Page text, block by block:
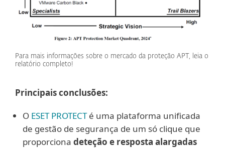
Para mais informações sobre o mercado da proteção APT, leia o
relatório completo!
Principais conclusões:
O ESET PROTECTé uma plataforma unificada
de gestão de segurança de um só clique que
proporciona deteção e resposta alargadas